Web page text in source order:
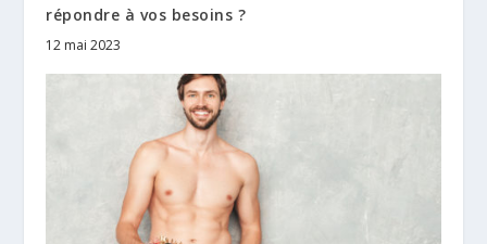
répondre à vos besoins ?
12 mai 2023